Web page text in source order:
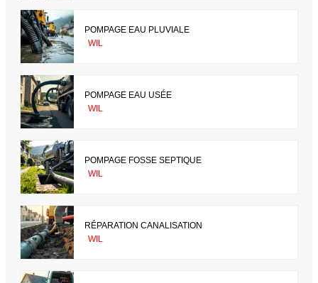
POMPAGE EAU PLUVIALE
WIL
POMPAGE EAU USÉE
WIL
POMPAGE FOSSE SEPTIQUE
WIL
RÉPARATION CANALISATION
WIL